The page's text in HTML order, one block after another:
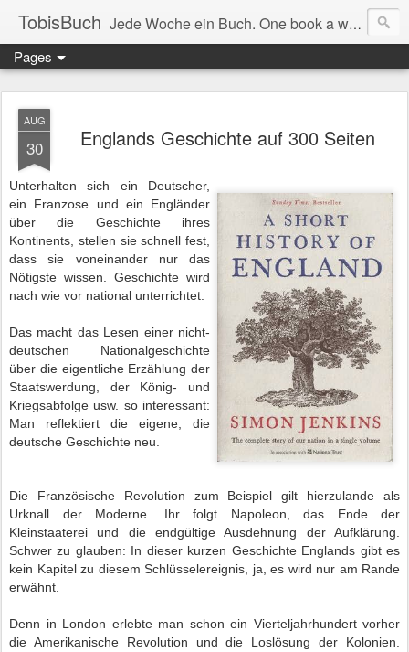
TobisBuch Jede Woche ein Buch. One book a week.
Pages
AUG
30 Englands Geschichte auf 300 Seiten
Unterhalten sich ein Deutscher,
ein Franzose und ein Engländer
über die Geschichte ihres
Kontinents, stellen sie schnell fest,
dass sie voneinander nur das
Nötigste wissen. Geschichte wird
nach wie vor national unterrichtet.
Das macht das Lesen einer nicht-
deutschen Nationalgeschichte
über die eigentliche Erzählung der
Staatswerdung, der König- und
Kriegsabfolge usw. so interessant:
Man reflektiert die eigene, die
deutsche Geschichte neu.
Die Französische Revolution zum Beispiel gilt hierzulande als
Urknall der Moderne. Ihr folgt Napoleon, das Ende der
Kleinstaaterei und die endgültige Ausdehnung der Aufklärung.
Schwer zu glauben: In dieser kurzen Geschichte Englands gibt es
kein Kapitel zu diesem Schlüsselereignis, ja, es wird nur am Rande
erwähnt.
Denn in London erlebte man schon ein Vierteljahrhundert vorher
die Amerikanische Revolution und die Loslösung der Kolonien.